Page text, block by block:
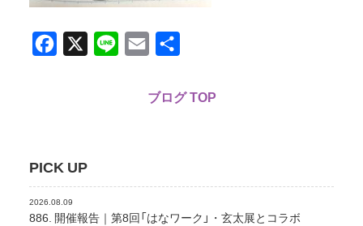
Facebook
X Line Email
ブログ TOP
PICK UP
2026.08.09
886. 開催報告｜第8回「はなワーク」・玄太展とコラボ